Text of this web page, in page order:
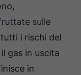
sulle
i rischi del
gas in uscita
in